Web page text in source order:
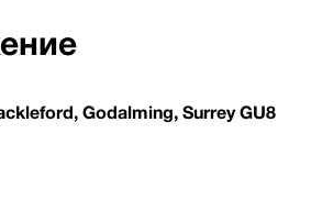
Godalming, Surrey GU8